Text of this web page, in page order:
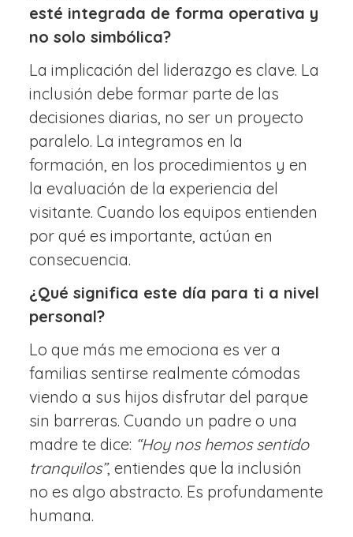
esté integrada de forma operativa y
no solo simbólica?
La implicación del liderazgo es clave. La
inclusión debe formar parte de las
decisiones diarias, no ser un proyecto
paralelo. La integramos en la
formación, en los procedimientos y en
la evaluación de la experiencia del
visitante. Cuando los equipos entienden
por qué es importante, actúan en
consecuencia.
¿Qué significa este día para ti a nivel
personal?
Lo que más me emociona es ver a
familias sentirse realmente cómodas
viendo a sus hijos disfrutar del parque
sin barreras. Cuando un padre o una
madre te dice: “Hoy nos hemos sentido
tranquilos”, entiendes que la inclusión
no es algo abstracto. Es profundamente
humana.